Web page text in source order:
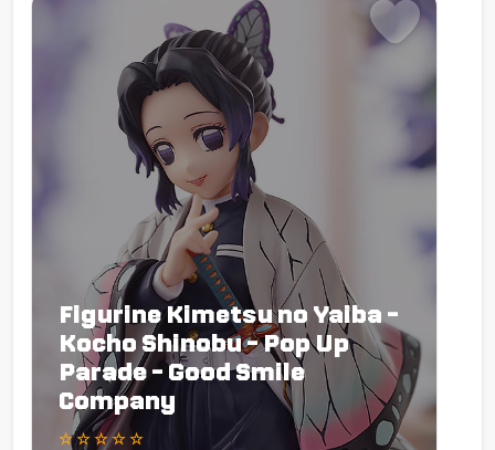
Figurine Kimetsu no Yaiba -
Kocho Shinobu - Pop Up
Parade - Good Smile
Company
☆ ☆ ☆ ☆ ☆